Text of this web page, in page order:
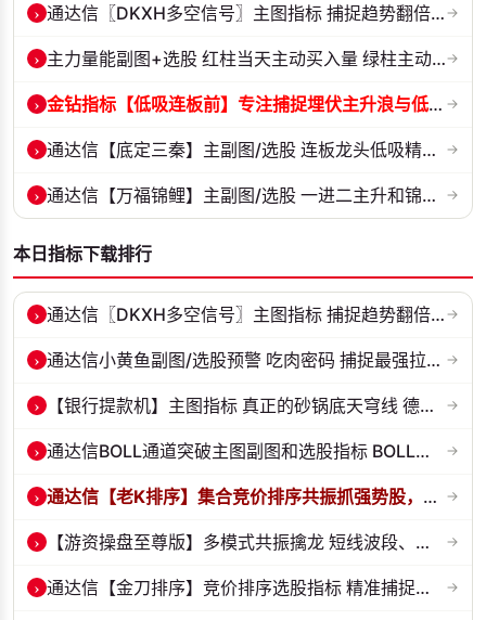
› 通达信〖DKXH多空信号〗主图指标 捕捉趋势翻倍牛股的最佳股票指标公式之... →
› 主力量能副图+选股 红柱当天主动买入量 绿柱主动卖出量→
› 金钻指标【低吸连板前】专注捕捉埋伏主升浪与低吸连板节点 信号全天锁定... →
› 通达信【底定三秦】主副图/选股 连板龙头低吸精准量化 出票少而精 五年... →
› 通达信【万福锦鲤】主副图/选股 一进二主升和锦鲤回调两种模式 源码 →
本日指标下载排行
› 通达信〖DKXH多空信号〗主图指标 捕捉趋势翻倍牛股的最佳股票指标公式之... →
› 通达信小黄鱼副图/选股预警 吃肉密码 捕捉最强拉升段 源码 贴图 →
› 【银行提款机】主图指标 真正的砂锅底天穹线 德某通要价10万的主图核心... →
› 通达信BOLL通道突破主图副图和选股指标 BOLL通达突破追踪主力动向 源码... →
› 通达信【老K排序】集合竞价排序共振抓强势股，超高胜率，十合一排序！ →
› 【游资操盘至尊版】多模式共振擒龙 短线波段、低位抄底、游资启动行情量... →
› 通达信【金刀排序】竞价排序选股指标 精准捕捉强势首板 源码 贴图 →